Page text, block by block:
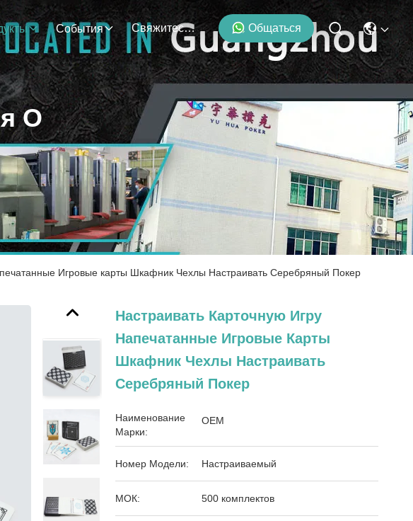
События Свяжитесь С Нами Общаться
О
Игровые карты Шкафник Чехлы Настраивать Серебряный Покер
Настраивать Карточную Игру
Напечатанные Игровые Карты
Шкафник Чехлы Настраивать
Серебряный Покер
Наименование
Марки:
OEM
Номер Модели: Настраиваемый
МОК: 500 комплектов